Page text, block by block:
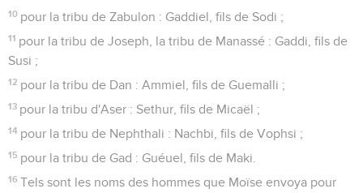
10 pour la tribu de Zabulon : Gaddiel, fils de Sodi ;
11 pour la tribu de Joseph, la tribu de Manassé : Gaddi, fils de
Susi ;
12 pour la tribu de Dan : Ammiel, fils de Guemalli ;
13 pour la tribu d'Aser : Sethur, fils de Micaël ;
14 pour la tribu de Nephthali : Nachbi, fils de Vophsi ;
15 pour la tribu de Gad : Guéuel, fils de Maki.
16 Tels sont les noms des hommes que Moïse envoya pour